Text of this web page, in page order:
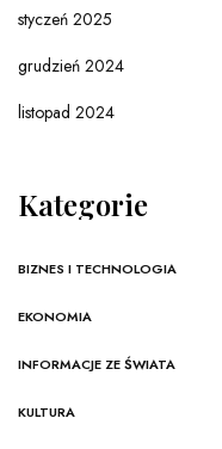
styczeń 2025
grudzień 2024
listopad 2024
Kategorie
BIZNES I TECHNOLOGIA
EKONOMIA
INFORMACJE ZE ŚWIATA
KULTURA